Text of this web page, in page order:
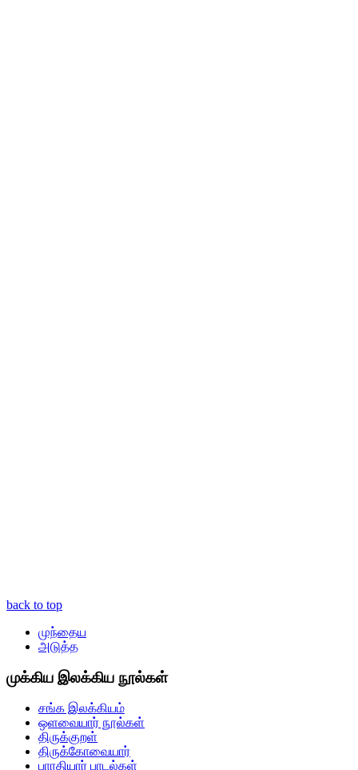
back to top
முந்தைய
அடுத்த
முக்கிய இலக்கிய நூல்கள்
சங்க இலக்கியம்
ஒளவையார் நூல்கள்
திருக்குறள்
திருக்கோவையார்
பாரதியார் பாடல்கள்